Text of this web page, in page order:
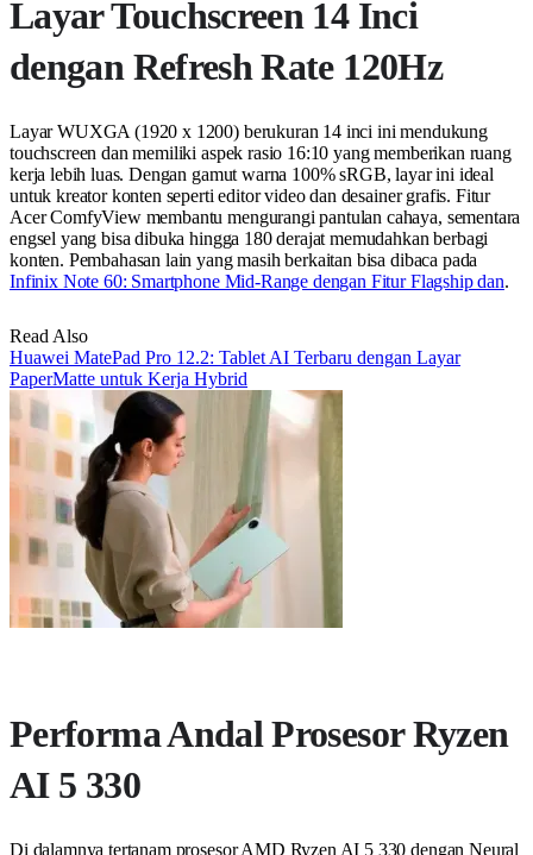
Layar Touchscreen 14 Inci
dengan Refresh Rate 120Hz
Layar WUXGA (1920 x 1200) berukuran 14 inci ini mendukung
touchscreen dan memiliki aspek rasio 16:10 yang memberikan ruang
kerja lebih luas. Dengan gamut warna 100% sRGB, layar ini ideal
untuk kreator konten seperti editor video dan desainer grafis. Fitur
Acer ComfyView membantu mengurangi pantulan cahaya, sementara
engsel yang bisa dibuka hingga 180 derajat memudahkan berbagi
konten. Pembahasan lain yang masih berkaitan bisa dibaca pada
Infinix Note 60: Smartphone Mid-Range dengan Fitur Flagship dan.
Read Also
Huawei MatePad Pro 12.2: Tablet AI Terbaru dengan Layar
PaperMatte untuk Kerja Hybrid
Performa Andal Prosesor Ryzen
AI 5 330
Di dalamnya tertanam prosesor AMD Ryzen AI 5 330 dengan Neural